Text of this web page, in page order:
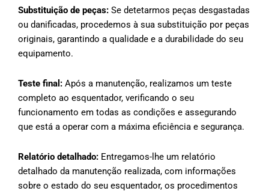
Substituição de peças: Se detetarmos peças desgastadas
ou danificadas, procedemos à sua substituição por peças
originais, garantindo a qualidade e a durabilidade do seu
equipamento.
Teste final: Após a manutenção, realizamos um teste
completo ao esquentador, verificando o seu
funcionamento em todas as condições e assegurando
que está a operar com a máxima eficiência e segurança.
Relatório detalhado: Entregamos-lhe um relatório
detalhado da manutenção realizada, com informações
sobre o estado do seu esquentador, os procedimentos